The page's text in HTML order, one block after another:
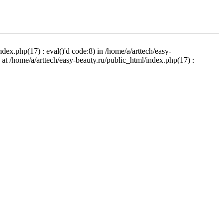
: eval()'d code:8) in /home/a/arttech/easy-
/home/a/arttech/easy-beauty.ru/public_html/index.php(17) :